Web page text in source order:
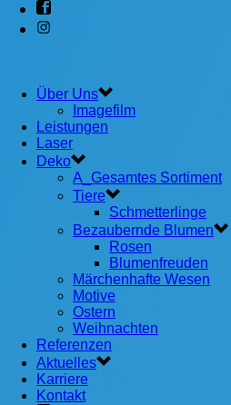
Über Uns
Imagefilm
Leistungen
Laser
Deko
A_Gesamtes Sortiment
Tiere
Schmetterlinge
Bezaubernde Blumen
Rosen
Blumenfreuden
Märchenhafte Wesen
Motive
Ostern
Weihnachten
Referenzen
Aktuelles
Karriere
Kontakt